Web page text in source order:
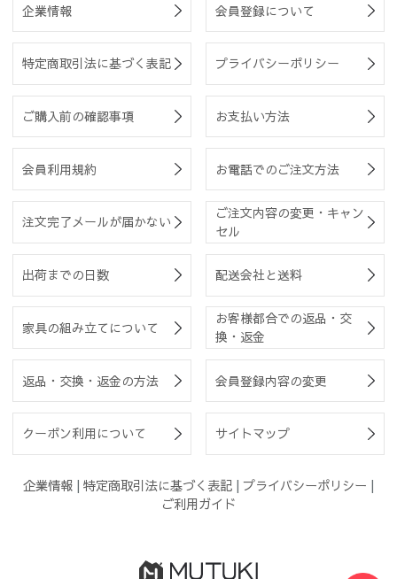
企業情報 会員登録について
特定商取引法に基づく表記 プライバシーポリシー
ご購入前の確認事項 お支払い方法
会員利用規約 お電話でのご注文方法
注文完了メールが届かない
ご注文内容の変更・キャン
セル
出荷までの日数 配送会社と送料
家具の組み立てについて
お客様都合での返品・交
換・返金
返品・交換・返金の方法 会員登録内容の変更
クーポン利用について サイトマップ
企業情報 | 特定商取引法に基づく表記 | プライバシーポリシー |
ご利用ガイド